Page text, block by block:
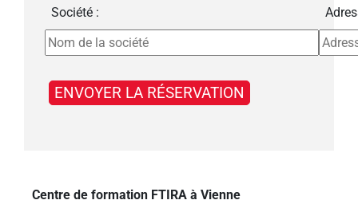
Société :
Centre de formation FTIRA à Vienne